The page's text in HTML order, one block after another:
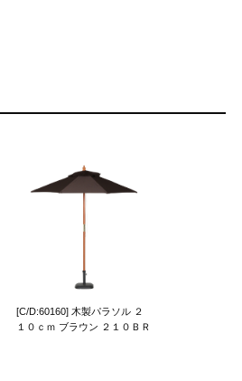
[C/D:60160] 木製パラソル ２
１０ｃｍ ブラウン ２１０ＢＲ